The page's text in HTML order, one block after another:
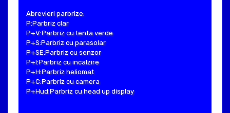
Abrevieri parbrize:
P:Parbriz clar
P+V:Parbriz cu tenta verde
P+S:Parbriz cu parasolar
P+SE:Parbriz cu senzor
P+I:Parbriz cu incalzire
P+H:Parbriz heliomat
P+C:Parbriz cu camera
P+Hud:Parbriz cu head up display